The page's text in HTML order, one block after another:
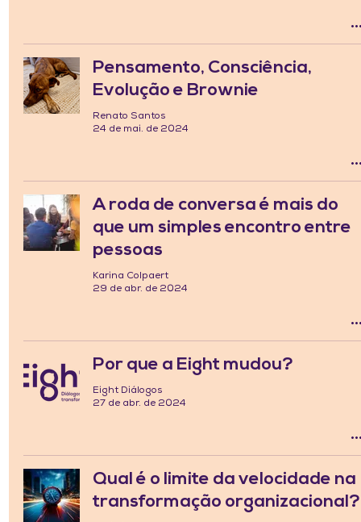
Pensamento, Consciência,
Evolução e Brownie
Renato Santos
24 de mai. de 2024
A roda de conversa é mais do
que um simples encontro entre
pessoas
Karina Colpaert
29 de abr. de 2024
Por que a Eight mudou?
Eight Diálogos
27 de abr. de 2024
Qual é o limite da velocidade na
transformação organizacional?